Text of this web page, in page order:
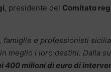
, presidente del Comitato
famiglie e professionisti
meglio i loro destini. Dalla
400 milioni di euro di